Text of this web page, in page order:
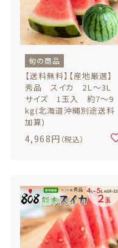
旬の商品
【送料無料】【産地厳選】
秀品 スイカ 2Ｌ～3L
サイズ 1玉入 約7～9
kg(北海道沖縄別途送料
加算)
4,968円 （税込）